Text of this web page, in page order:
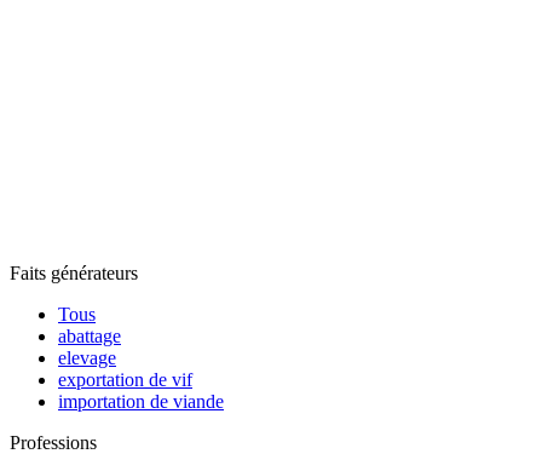
Faits générateurs
Tous
abattage
elevage
exportation de vif
importation de viande
Professions